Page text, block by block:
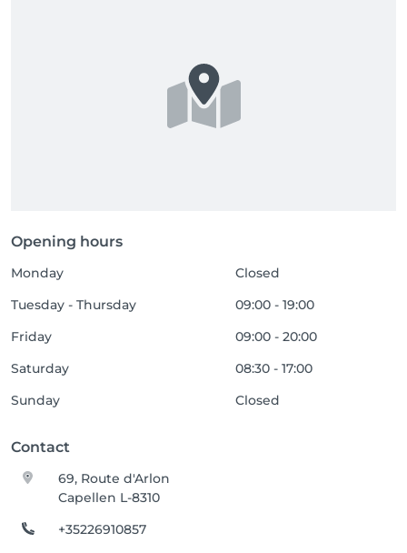
Opening hours
Monday
Closed
Tuesday - Thursday
09:00 - 19:00
Friday
09:00 - 20:00
Saturday
08:30 - 17:00
Sunday
Closed
Contact
69, Route d'Arlon
Capellen L-8310
+35226910857